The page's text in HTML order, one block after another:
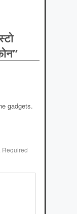
”
gadgets.
Required